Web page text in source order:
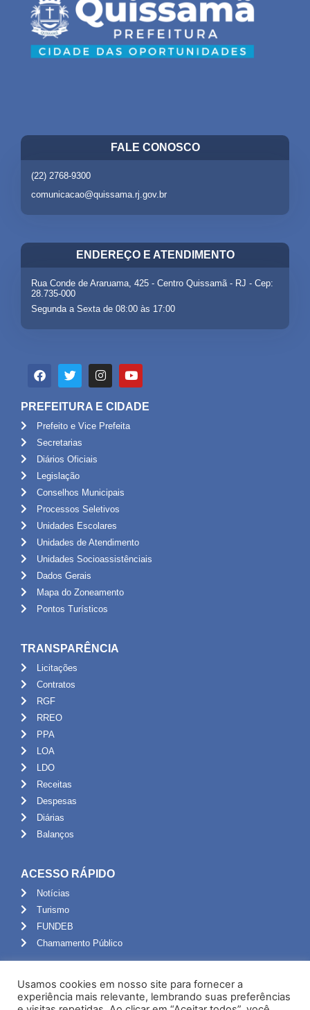
FALE CONOSCO
(22) 2768-9300
comunicacao@quissama.rj.gov.br
ENDEREÇO E ATENDIMENTO
Rua Conde de Araruama, 425 - Centro Quissamã - RJ - Cep:
28.735-000
Segunda a Sexta de 08:00 às 17:00
PREFEITURA E CIDADE
Prefeito e Vice Prefeita
Secretarias
Diários Oficiais
Legislação
Conselhos Municipais
Processos Seletivos
Unidades Escolares
Unidades de Atendimento
Unidades Socioassistênciais
Dados Gerais
Mapa do Zoneamento
Pontos Turísticos
TRANSPARÊNCIA
Licitações
Contratos
RGF
RREO
PPA
LOA
LDO
Receitas
Despesas
Diárias
Balanços
ACESSO RÁPIDO
Notícias
Turismo
FUNDEB
Chamamento Público
Portal do Servidor
Usamos cookies em nosso site para fornecer a
experiência mais relevante, lembrando suas preferências